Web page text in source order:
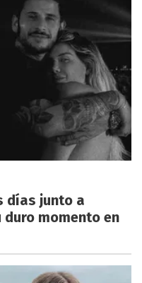
días junto a
momento en